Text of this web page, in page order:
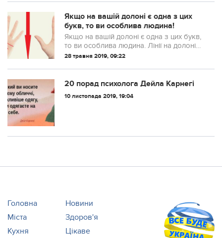
Своїх зубів давно нема, «казенні», як
називал...
Якщо на вашій долоні є одна з цих
букв, то ви особлива людина!
Якщо на вашій долоні є одна з цих букв,
то ви особлива людина. Лінії на долоні
багато можуть розповісти про своїх
що завдяки цим лініям можна...
28 травня 2019, 09:22
20 порад психолога Дейла Карнегі
10 листопада 2019, 19:04
Головна
Новини
Міста
Здоров'я
Кухня
Цікаве